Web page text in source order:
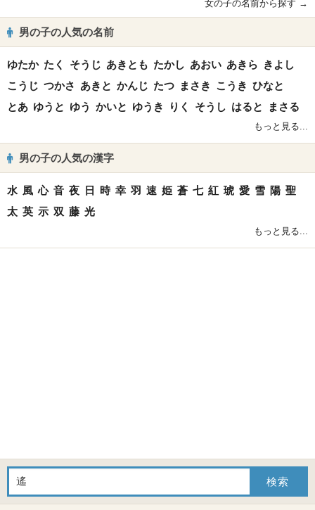
女の子の名前から探す →
男の子の人気の名前
ゆたか たく そうじ あきとも たかし あおい あきら きよし
こうじ つかさ あきと かんじ たつ まさき こうき ひなと
とあ ゆうと ゆう かいと ゆうき りく そうし はると まさる
もっと見る...
男の子の人気の漢字
水 風 心 音 夜 日 時 幸 羽 速 姫 蒼 七 紅 琥 愛 雪 陽 聖
太 英 示 双 藤 光
もっと見る...